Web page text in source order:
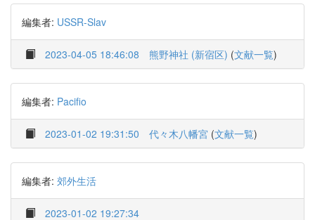
編集者: USSR-Slav
2023-04-05 18:46:08 熊野神社 (新宿区) (文献一覧)
編集者: Pacifio
2023-01-02 19:31:50 代々木八幡宮 (文献一覧)
編集者: 郊外生活
2023-01-02 19:27:34